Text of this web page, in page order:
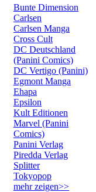
Bunte Dimension
Carlsen
Carlsen Manga
Cross Cult
DC Deutschland
(Panini Comics)
DC Vertigo (Panini)
Egmont Manga
Ehapa
Epsilon
Kult Editionen
Marvel (Panini
Comics)
Panini Verlag
Piredda Verlag
Splitter
Tokyopop
mehr zeigen>>